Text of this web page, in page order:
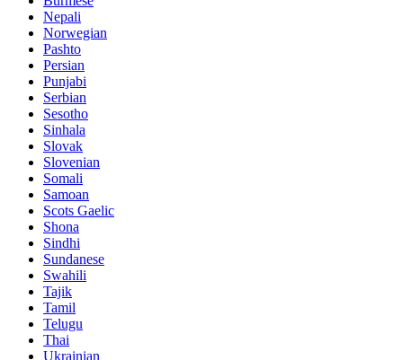
Nepali
Norwegian
Pashto
Persian
Punjabi
Serbian
Sesotho
Sinhala
Slovak
Slovenian
Somali
Samoan
Scots Gaelic
Shona
Sindhi
Sundanese
Swahili
Tajik
Tamil
Telugu
Thai
Ukrainian